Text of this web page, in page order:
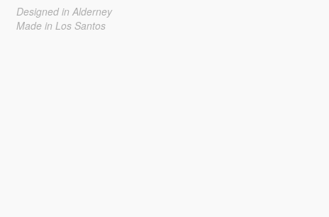
Designed in Alderney
Made in Los Santos